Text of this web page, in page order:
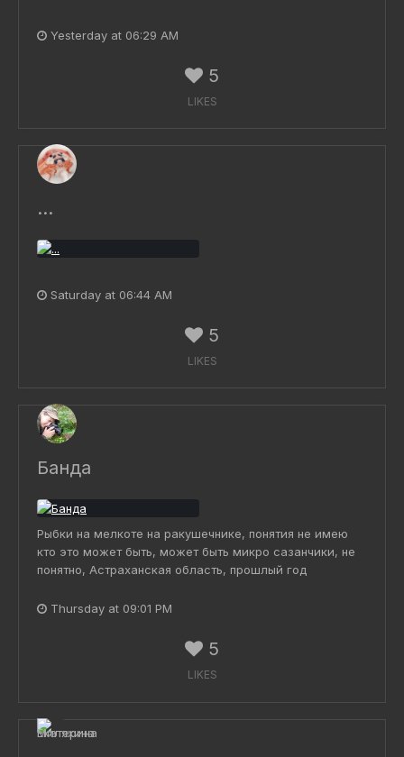
Yesterday at 06:29 AM
5
LIKES
...
Saturday at 06:44 AM
5
LIKES
Банда
Рыбки на мелкоте на ракушечнике, понятия не имею
кто это может быть, может быть микро сазанчики, не
понятно, Астраханская область, прошлый год
Thursday at 09:01 PM
5
LIKES